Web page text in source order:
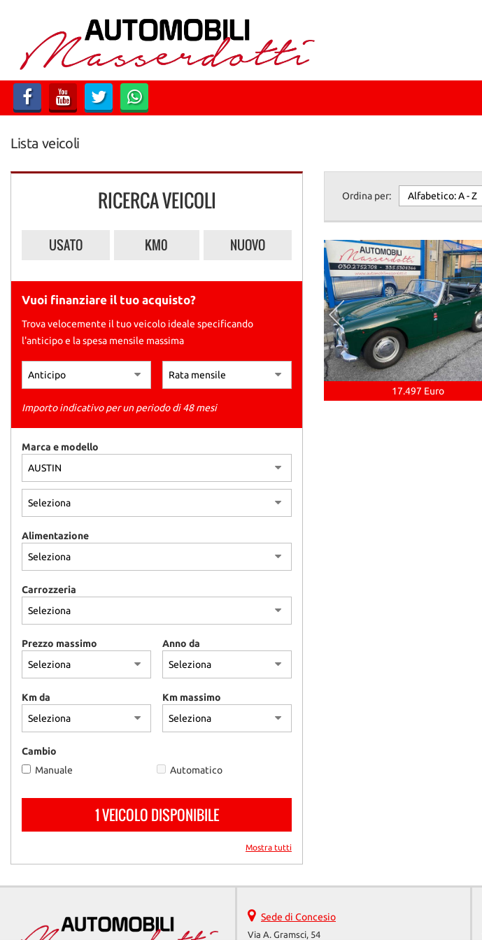
LISTA VEICOLI
ACQUISTIAMO USATO
CONTATTI
Lista veicoli
RICERCA VEICOLI
USATO KM0 NUOVO
Vuoi finanziare il tuo acquisto?
Trova velocemente il tuo veicolo ideale specificando
l'anticipo e la spesa mensile massima
Importo indicativo per un periodo di 48 mesi
Marca e modello
Alimentazione
Carrozzeria
Prezzo massimo Anno da
Km da Km massimo
Cambio
Manuale
Automatico
1 VEICOLO DISPONIBILE
Mostra tutti
Ordina per:
17.497 Euro
Sede di Concesio
Via A. Gramsci, 54